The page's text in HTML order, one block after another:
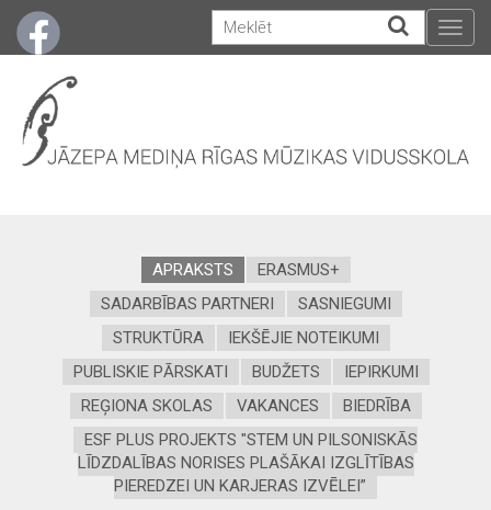
APRAKSTS
ERASMUS+
SADARBĪBAS PARTNERI
SASNIEGUMI
STRUKTŪRA
IEKŠĒJIE NOTEIKUMI
PUBLISKIE PĀRSKATI
BUDŽETS
IEPIRKUMI
REĢIONA SKOLAS
VAKANCES
BIEDRĪBA
ESF PLUS PROJEKTS "STEM UN PILSONISKĀS
LĪDZDALĪBAS NORISES PLAŠĀKAI IZGLĪTĪBAS
PIEREDZEI UN KARJERAS IZVĒLEI”